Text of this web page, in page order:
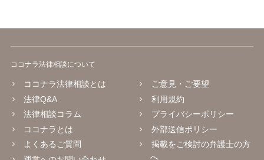
ココナラ法律相談について
ココナラ法律相談とは
法律Q&A
法律相談コラム
ココナラとは
よくあるご質問
ご意見・ご要望
利用規約
プライバシーポリシー
外部送信ポリシー
掲載をご検討の弁護士の方
へ